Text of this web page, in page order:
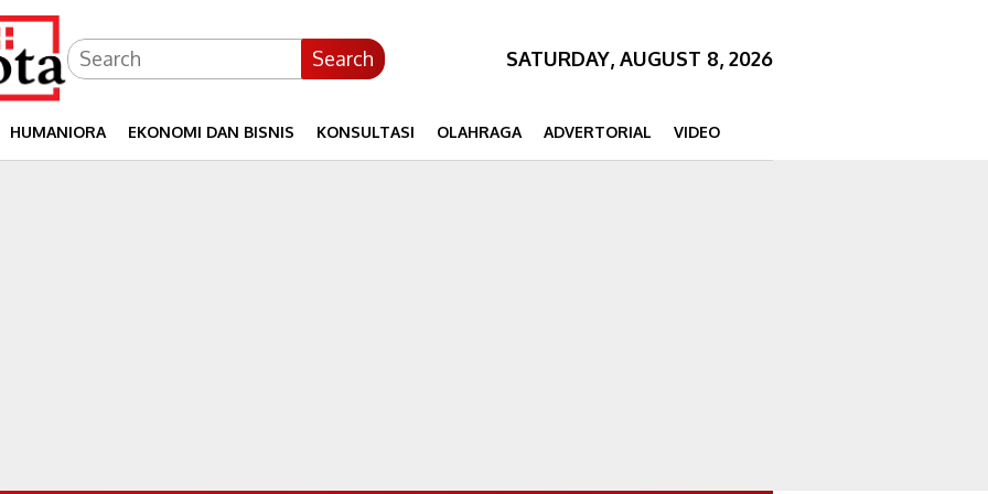
Search SATURDAY, AUGUST 8, 2026
HUMANIORA EKONOMI DAN BISNIS KONSULTASI OLAHRAGA ADVERTORIAL VIDEO